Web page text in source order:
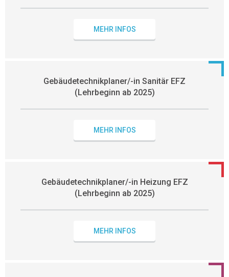
MEHR INFOS
Gebäudetechnikplaner/-in Sanitär EFZ
(Lehrbeginn ab 2025)
MEHR INFOS
Gebäudetechnikplaner/-in Heizung EFZ
(Lehrbeginn ab 2025)
MEHR INFOS